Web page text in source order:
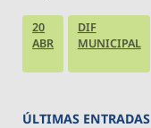
20
ABR
DIF
MUNICIPAL
ÚLTIMAS ENTRADAS